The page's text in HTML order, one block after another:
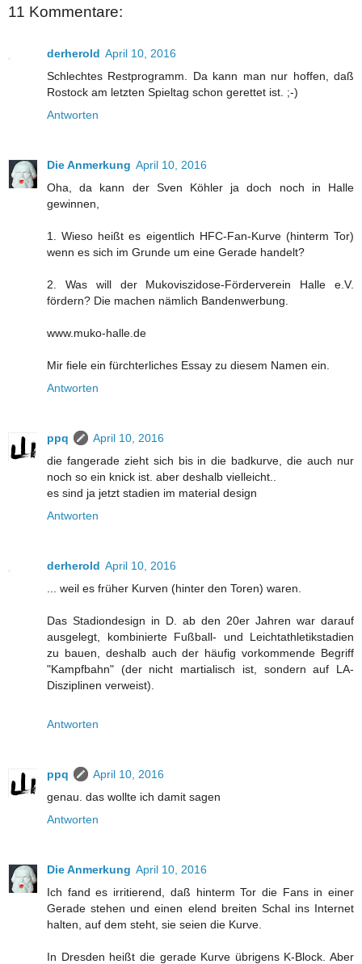
11 Kommentare:
derherold April 10, 2016
Schlechtes Restprogramm. Da kann man nur hoffen, daß
Rostock am letzten Spieltag schon gerettet ist. ;-)
Antworten
Die Anmerkung April 10, 2016
Oha, da kann der Sven Köhler ja doch noch in Halle
gewinnen,
1. Wieso heißt es eigentlich HFC-Fan-Kurve (hinterm Tor)
wenn es sich im Grunde um eine Gerade handelt?
2. Was will der Mukoviszidose-Förderverein Halle e.V.
fördern? Die machen nämlich Bandenwerbung.
www.muko-halle.de
Mir fiele ein fürchterliches Essay zu diesem Namen ein.
Antworten
ppq
April 10, 2016
die fangerade zieht sich bis in die badkurve, die auch nur
noch so ein knick ist. aber deshalb vielleicht..
es sind ja jetzt stadien im material design
Antworten
derherold April 10, 2016
... weil es früher Kurven (hinter den Toren) waren.
Das Stadiondesign in D. ab den 20er Jahren war darauf
ausgelegt, kombinierte Fußball- und Leichtathletikstadien
zu bauen, deshalb auch der häufig vorkommende Begriff
"Kampfbahn" (der nicht martialisch ist, sondern auf LA-
Disziplinen verweist).
Antworten
ppq
April 10, 2016
genau. das wollte ich damit sagen
Antworten
Die Anmerkung April 10, 2016
Ich fand es irritierend, daß hinterm Tor die Fans in einer
Gerade stehen und einen elend breiten Schal ins Internet
halten, auf dem steht, sie seien die Kurve.
In Dresden heißt die gerade Kurve übrigens K-Block. Aber